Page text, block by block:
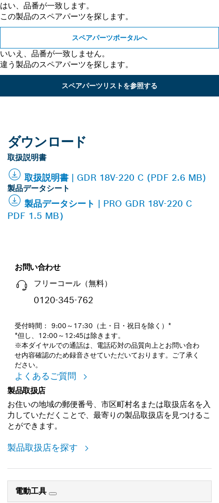
はい、品番が一致します。
この製品のスペアパーツを探します。
スペアパーツポータルへ
いいえ、品番が一致しません。
違う製品のスペアパーツを探します。
スペアパーツリストを参照する
ダウンロード
取扱説明書
取扱説明書 | GDR 18V-220 C (PDF 2.6 MB)
製品データシート
製品データシート | PRO GDR 18V-220 C
PDF 1.5 MB）
お問い合わせ
フリーコール（無料）
0120-345-762
受付時間： 9:00～17:30（土・日・祝日を除く）*
*但し、12:00～12:45は除きます。
※本ダイヤルでの通話は、電話応対の品質向上とお問い合わ
せ内容確認のため録音させていただいております。ご了承く
ださい。
よくあるご質問
製品取扱店
お住いの地域の郵便番号、市区町村名または取扱店名を入
力していただくことで、最寄りの製品取扱店を見つけるこ
とができます。
製品取扱店を探す
電動工具